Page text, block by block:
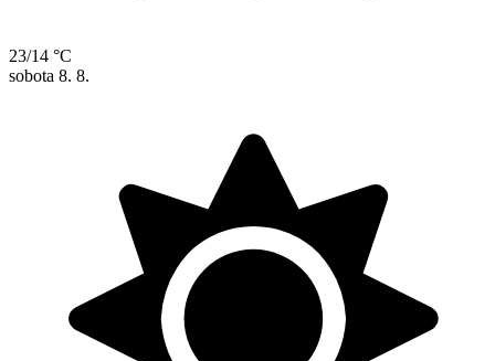
23/14 °C
sobota 8. 8.